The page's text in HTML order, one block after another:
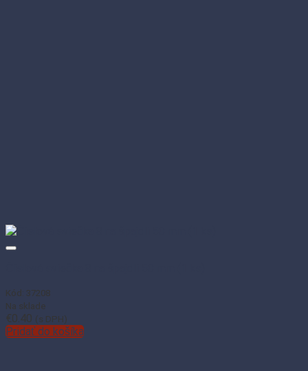
Kód: 37208
Na sklade
€0.40 (s DPH)
Pridať do košíka